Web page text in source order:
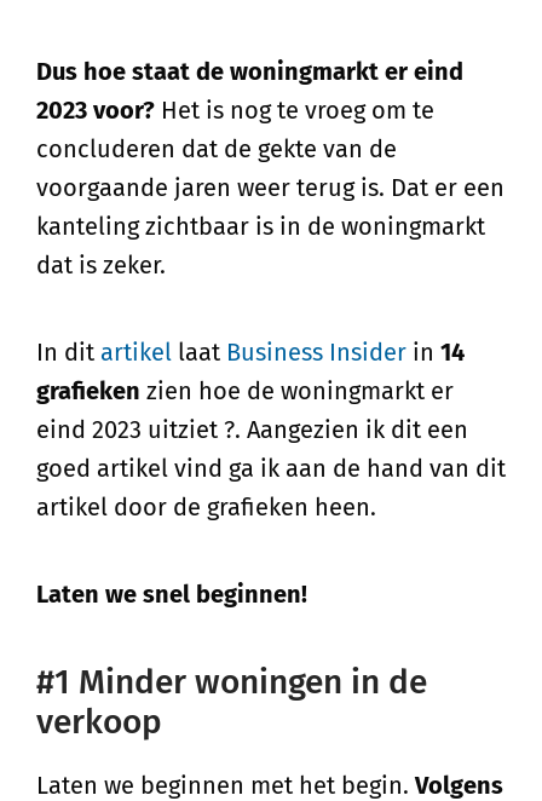
Dus hoe staat de woningmarkt er eind
2023 voor? Het is nog te vroeg om te
concluderen dat de gekte van de
voorgaande jaren weer terug is. Dat er een
kanteling zichtbaar is in de woningmarkt
dat is zeker.
In dit artikel laat Business Insider in 14
grafieken zien hoe de woningmarkt er
eind 2023 uitziet ?. Aangezien ik dit een
goed artikel vind ga ik aan de hand van dit
artikel door de grafieken heen.
Laten we snel beginnen!
#1 Minder woningen in de
verkoop
Laten we beginnen met het begin.Volgens